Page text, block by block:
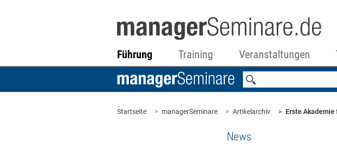
Führung Training Veranstaltungen
Startseite managerSeminare Artikelarchiv Erste
News